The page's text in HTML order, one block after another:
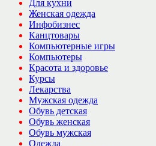
Для кухни
Женская одежда
Инфобизнес
Канцтовары
Компьютерные игры
Компьютеры
Красота и здоровье
Курсы
Лекарства
Мужская одежда
Обувь детская
Обувь женская
Обувь мужская
Одежда